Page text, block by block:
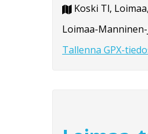
Koski Tl,
Loimaa-
Tallenna GPX-